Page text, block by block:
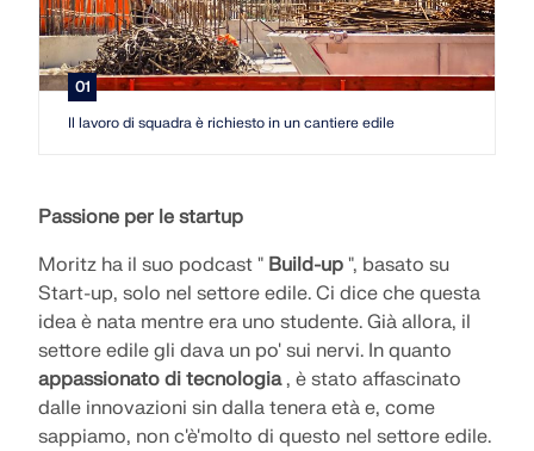
API Dlubal
l'automazione
Scopri l'API
API Documentation
Indice
Introduzione
01
Il lavoro di squadra è richiesto in un cantiere edile
Passione per le startup
Moritz ha il suo podcast " Build-up ", basato su
Start-up, solo nel settore edile. Ci dice che questa
idea è nata mentre era uno studente. Già allora, il
settore edile gli dava un po' sui nervi. In quanto
appassionato di tecnologia, è stato affascinato
dalle innovazioni sin dalla tenera età e, come
sappiamo, non c'è'molto di questo nel settore edile.